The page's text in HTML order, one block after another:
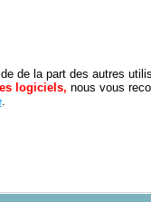
de la part des autres
logiciels, nous vous
.